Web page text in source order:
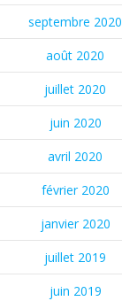
septembre 2020
août 2020
juillet 2020
juin 2020
avril 2020
février 2020
janvier 2020
juillet 2019
juin 2019